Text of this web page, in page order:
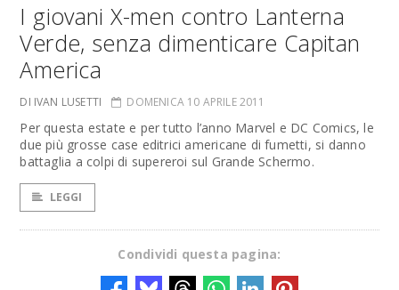
I giovani X-men contro Lanterna
Verde, senza dimenticare Capitan
America
DI IVAN LUSETTI DOMENICA 10 APRILE 2011
Per questa estate e per tutto l’anno Marvel e DC Comics, le
due più grosse case editrici americane di fumetti, si danno
battaglia a colpi di supereroi sul Grande Schermo.
LEGGI
Condividi questa pagina: